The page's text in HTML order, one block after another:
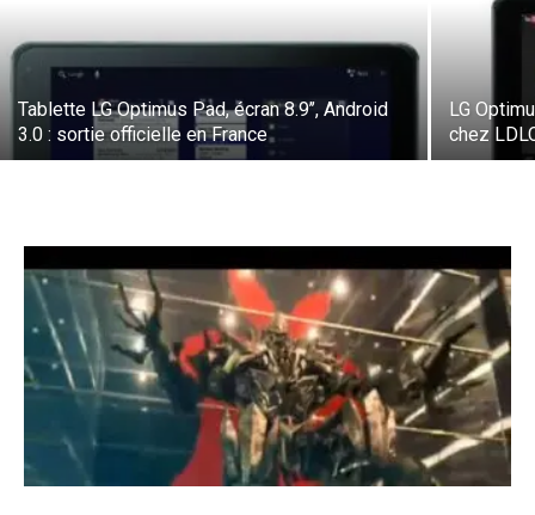
Tablette LG Optimus Pad, écran 8.9’’, Android
3.0 : sortie officielle en France
LG
chez